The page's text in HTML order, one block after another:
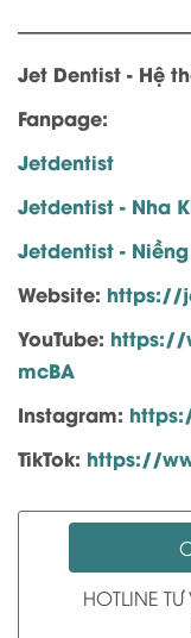
Jet Dentist - Hệ
Fanpage:
Jetdentist
Jetdentist - Nha
Jetdentist -
Website: https://
YouTube: https://
mcBA
Instagram:
TikTok: https://
HOTLINE